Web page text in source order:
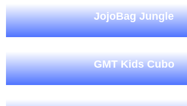
JojoBag Jungle
GMT Kids Cubo